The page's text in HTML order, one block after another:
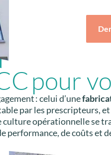
pour
: celui d’une
par les prescripteurs, et
culture opérationnelle se
performance, de coûts et